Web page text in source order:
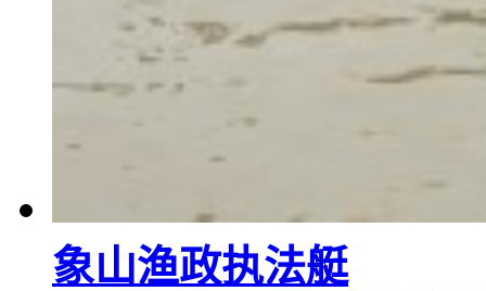
象山渔政执法艇